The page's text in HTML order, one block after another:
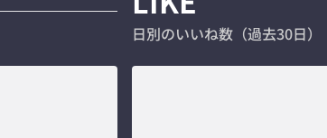
日別のいいね数（過去30日）